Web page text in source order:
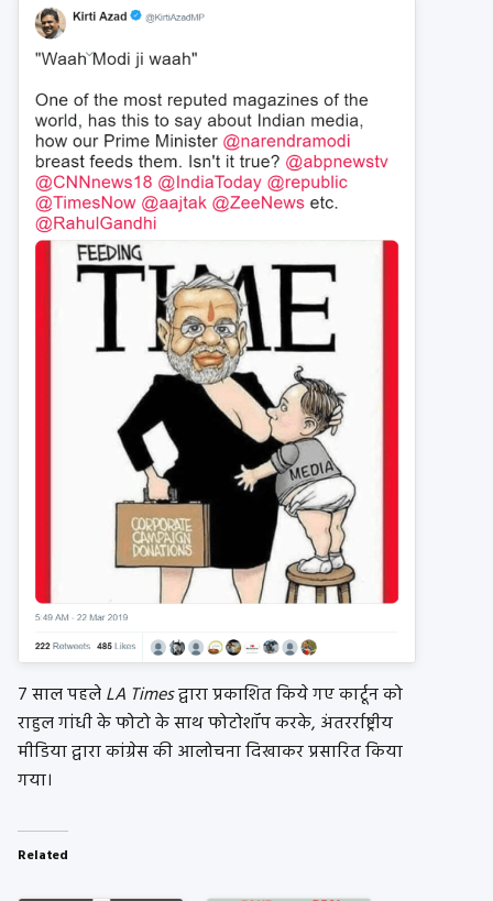
7 साल पहलेLA Timesद्वारा प्रकाशित किये गए कार्टून को
राहुल गांधी के फोटो के साथ फोटोशॉप करके, अंतरर्राष्ट्रीय
मीडिया द्वारा कांग्रेस की आलोचना दिखाकर प्रसारित किया
गया।
Related